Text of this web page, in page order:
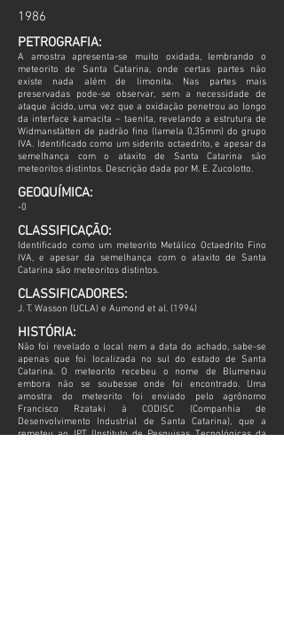
1986
PETROGRAFIA:
A amostra apresenta-se muito oxidada, lembrando o
meteorito de Santa Catarina, onde certas partes não
existe nada além de limonita. Nas partes mais
preservadas pode-se observar, sem a necessidade de
ataque ácido, uma vez que a oxidação penetrou ao longo
da interface kamacita – taenita, revelando a estrutura de
Widmanstätten de padrão fino (lamela 0,35mm) do grupo
IVA. Identificado como um siderito octaedrito, e apesar da
semelhança com o ataxito de Santa Catarina são
meteoritos distintos. Descrição dada por M. E. Zucolotto.
GEOQUÍMICA:
-0
CLASSIFICAÇÃO:
Identificado como um meteorito Metálico Octaedrito Fino
IVA, e apesar da semelhança com o ataxito de Santa
Catarina são meteoritos distintos.
CLASSIFICADORES:
J. T. Wasson (UCLA) e Aumond et al. (1994)
HISTÓRIA:
Não foi revelado o local nem a data do achado, sabe-se
apenas que foi localizada no sul do estado de Santa
Catarina. O meteorito recebeu o nome de Blumenau
embora não se soubesse onde foi encontrado. Uma
amostra do meteorito foi enviado pelo agrônomo
Francisco Rzataki à CODISC (Companhia de
Desenvolvimento Industrial de Santa Catarina), que a
remeteu ao IPT (Instituto de Pesquisas Tecnológicas da